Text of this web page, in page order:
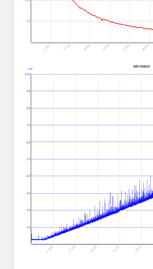
50
1382 2764 4146 5528 6910 8292
HP OMEN
10
20
30
40
50
60
70
80
90
100
ms
1383 2766 4149 5532 6915